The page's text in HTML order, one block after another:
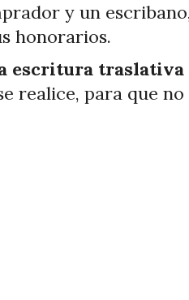
y un
honorarios.
escritura
realice, para que